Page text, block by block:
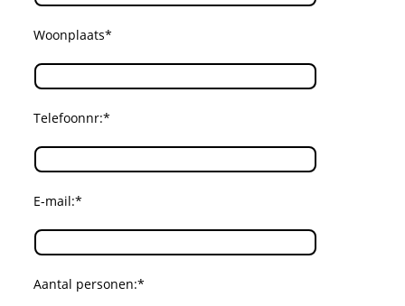
Woonplaats*
Telefoonnr:*
E-mail:*
Aantal personen:*